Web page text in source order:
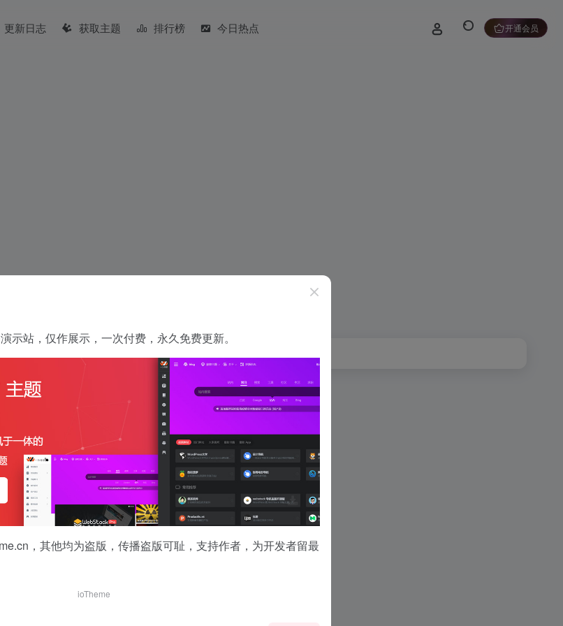
更新日志 获取主题 排行榜 今日热点 开通会员
示站，仅作展示，一次付费，永久免费更新。
，其他均为盗版，传播盗版可耻，支持作者，为开发者留最
ioTheme